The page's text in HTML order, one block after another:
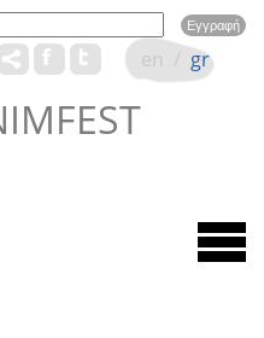
Name
en / gr